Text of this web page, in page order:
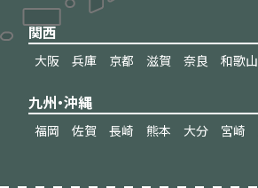
関西
大阪 兵庫 京都 滋賀 奈良 和歌山
九州・沖縄
福岡 佐賀 長崎 熊本 大分 宮崎